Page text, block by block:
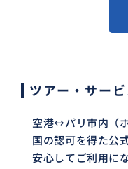
ツアー・サー
空港↔︎パリ市内（
国の認可を得た公
安心してご利用に